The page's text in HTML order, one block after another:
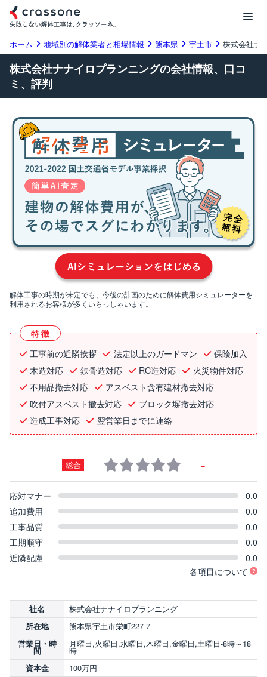
ホーム 地域別の解体業者と相場情報 熊本県 宇土市 株式会社ナ
株式会社ナナイロプランニングの会社情報、口コ
ミ、評判
解体工事の時期が未定でも、今後の計画のために解体費用シミュレーターを
利用されるお客様が多くいらっしゃいます。
特徴
工事前の近隣挨拶
法定以上のガードマン
保険加入
木造対応
鉄骨造対応 RC造対応
火災物件対応
不用品撤去対応
アスベスト含有建材撤去対応
吹付アスベスト撤去対応
ブロック塀撤去対応
造成工事対応
翌営業日までに連絡
総合 -
応対マナー
0.0
追加費用
0.0
工事品質
0.0
工期順守
0.0
近隣配慮
0.0
各項目について
社名 株式会社ナナイロプランニング
所在地 熊本県宇土市栄町227-7
営業日・時
間
月曜日,火曜日,水曜日,木曜日,金曜日,土曜日-8時～18
時
資本金 100万円